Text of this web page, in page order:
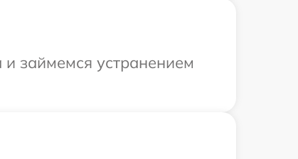
займемся устранением